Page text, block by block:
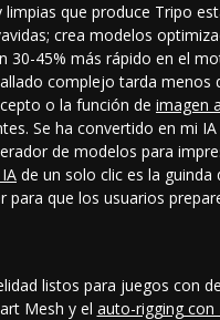
limpias que produce Tripo
crea modelos
30-45% más rápido en el
complejo tarda
o la función de imagen
Se ha convertido en mi
de modelos para
de un solo clic es la
para que los usuarios
listos para juegos con
Mesh y el auto-rigging con